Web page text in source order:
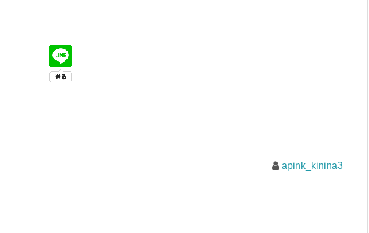
apink_kinina3